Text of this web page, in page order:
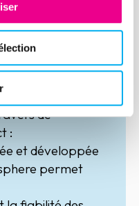
CRM
et mises
de
:
et développée
permet